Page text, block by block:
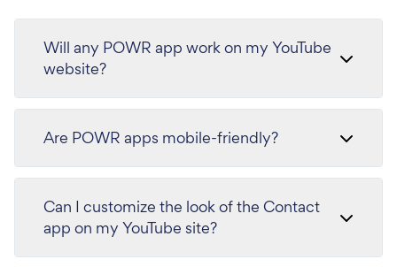
Will any POWR app work on my YouTube
website?
Are POWR apps mobile-friendly?
Can I customize the look of the Contact
app on my YouTube site?